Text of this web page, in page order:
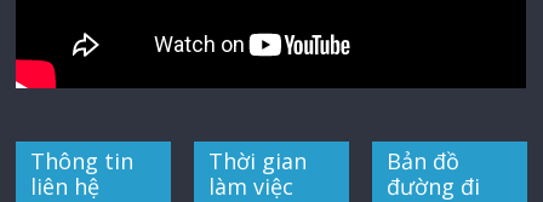
Thông tin
liên hệ
Thời gian
làm việc
Bản đồ
đường đi